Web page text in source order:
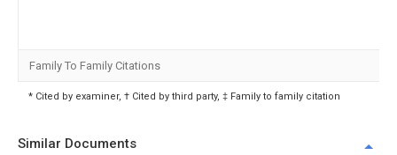
Family To Family Citations
* Cited by examiner, † Cited by third party, ‡ Family to family citation
Similar Documents